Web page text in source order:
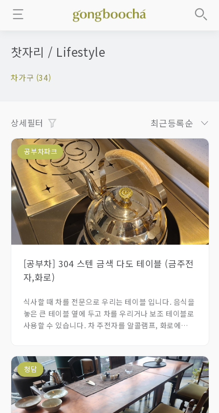
찻자리 / Lifestyle
차가구 (34)
상세필터 최근등록순
공부차파크
[공부차] 304 스텐 금색 다도 테이블 (금주전
자,화로)
식사할 때 차를 전문으로 우리는 테이블 입니다. 음식을
놓은 큰 테이블 옆에 두고 차를 우리거나 보조 테이블로
사용할 수 있습니다. 차 주전자를 알콜램프, 화로에
넣을 수 있는 공간까지 있습니다. 차 전용으로 만든
테이블로 한국에서 보기 힘듭니다.
청담